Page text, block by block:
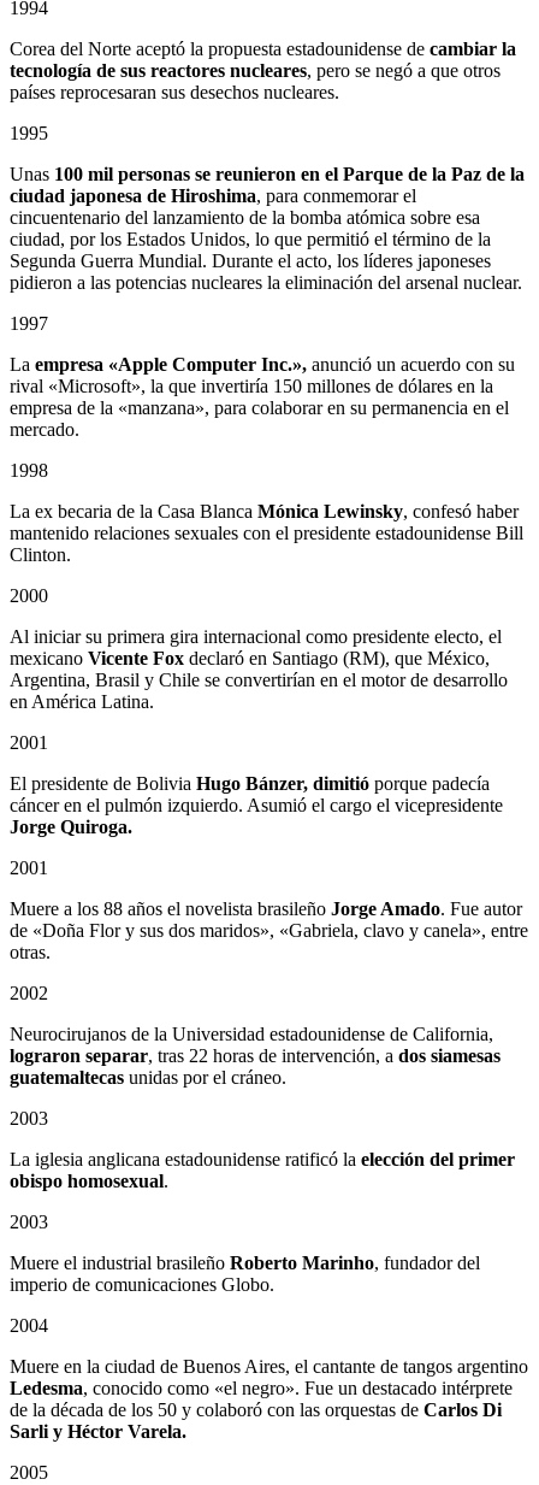
1994
Corea del Norte aceptó la propuesta estadounidense de cambiar la
tecnología de sus reactores nucleares, pero se negó a que otros
países reprocesaran sus desechos nucleares.
1995
Unas 100 mil personas se reunieron en el Parque de la Paz de la
ciudad japonesa de Hiroshima, para conmemorar el
cincuentenario del lanzamiento de la bomba atómica sobre esa
ciudad, por los Estados Unidos, lo que permitió el término de la
Segunda Guerra Mundial. Durante el acto, los líderes japoneses
pidieron a las potencias nucleares la eliminación del arsenal nuclear.
1997
La empresa «Apple Computer Inc.», anunció un acuerdo con su
rival «Microsoft», la que invertiría 150 millones de dólares en la
empresa de la «manzana», para colaborar en su permanencia en el
mercado.
1998
La ex becaria de la Casa Blanca Mónica Lewinsky, confesó haber
mantenido relaciones sexuales con el presidente estadounidense Bill
Clinton.
2000
Al iniciar su primera gira internacional como presidente electo, el
mexicano Vicente Fox declaró en Santiago (RM), que México,
Argentina, Brasil y Chile se convertirían en el motor de desarrollo
en América Latina.
2001
El presidente de Bolivia Hugo Bánzer, dimitió porque padecía
cáncer en el pulmón izquierdo. Asumió el cargo el vicepresidente
Jorge Quiroga.
2001
Muere a los 88 años el novelista brasileño Jorge Amado. Fue autor
de «Doña Flor y sus dos maridos», «Gabriela, clavo y canela», entre
otras.
2002
Neurocirujanos de la Universidad estadounidense de California,
lograron separar, tras 22 horas de intervención, a dos siamesas
guatemaltecas unidas por el cráneo.
2003
La iglesia anglicana estadounidense ratificó la elección del primer
obispo homosexual.
2003
Muere el industrial brasileño Roberto Marinho, fundador del
imperio de comunicaciones Globo.
2004
Muere en la ciudad de Buenos Aires, el cantante de tangos argentino
Ledesma, conocido como «el negro». Fue un destacado intérprete
de la década de los 50 y colaboró con las orquestas de Carlos Di
Sarli y Héctor Varela.
2005